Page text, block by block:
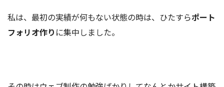
私は、最初の実績が何もない状態の時は、ひたすらポート
フォリオ作り に集中しました。